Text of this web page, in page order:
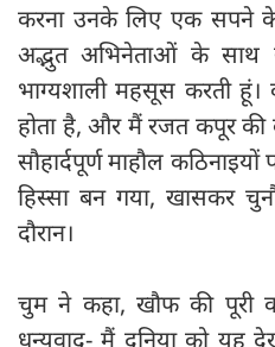
करना उनके लिए एक सपने
अद्भुत अभिनेताओं के साथ
भाग्यशाली महसूस करती
होता है, और मैं रजत कपूर की
सौहार्दपूर्ण माहौल
हिस्सा बन गया, खासकर
दौरान।
चुम ने कहा, खौफ की पूरी
धन्यवाद- मैं दुनिया को यह